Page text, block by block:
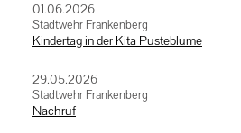
01.06.2026
Stadtwehr Frankenberg
Kindertag in der Kita Pusteblume
29.05.2026
Stadtwehr Frankenberg
Nachruf